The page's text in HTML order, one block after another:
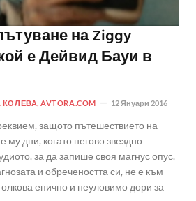
на Ziggy
е Дейвид Бауи в
AVTORA.COM 12 Януари 2016
защото пътешествието на
му дни, когато негово звездно
за да запише своя магнус опус,
и обречеността си, не е към
епично и неуловимо дори за